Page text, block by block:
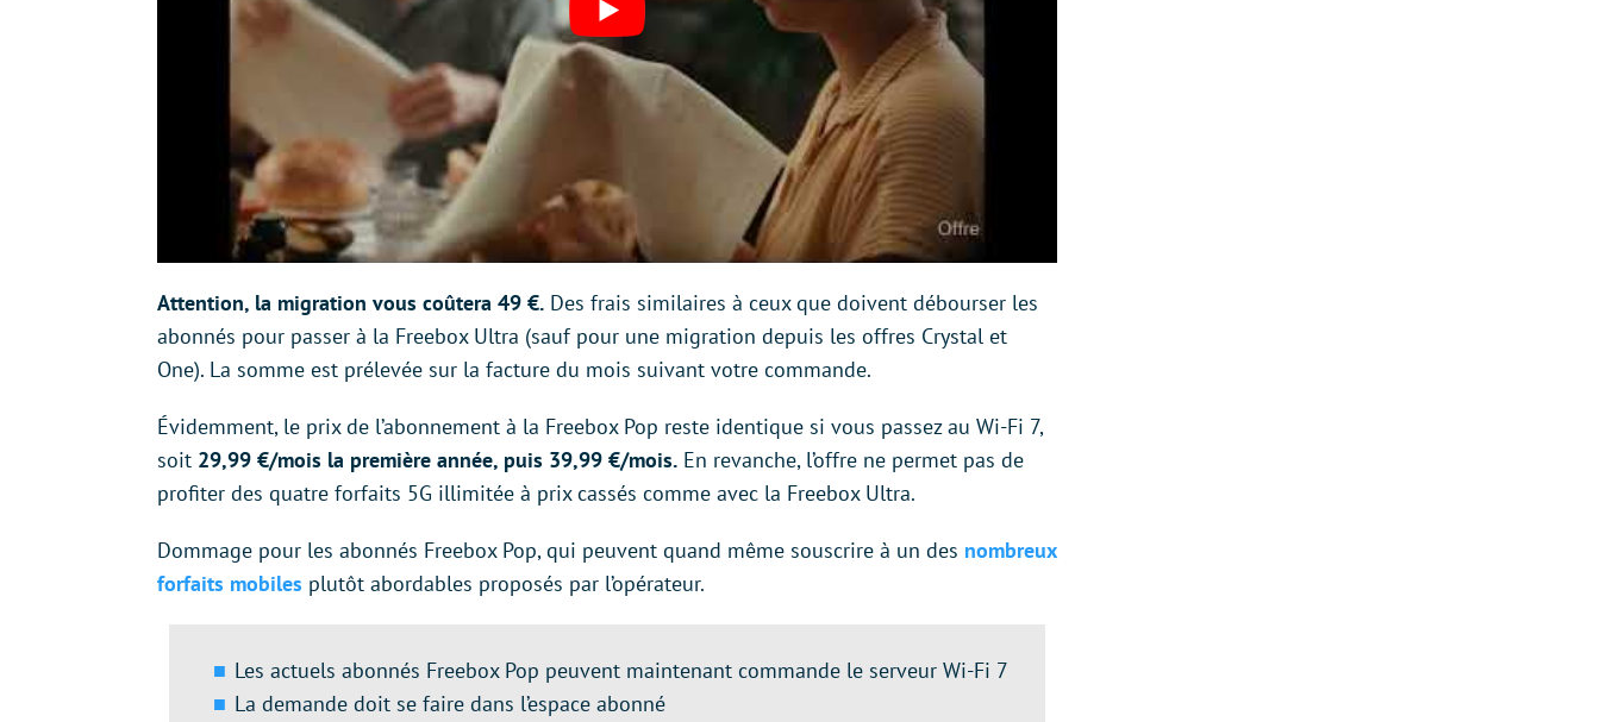
Attention, la migration vous coûtera 49 €. Des frais similaires à ceux que doivent débourser les
abonnés pour passer à la Freebox Ultra (sauf pour une migration depuis les offres Crystal et
One). La somme est prélevée sur la facture du mois suivant votre commande.
Évidemment, le prix de l’abonnement à la Freebox Pop reste identique si vous passez au Wi-Fi 7,
soit 29,99 €/mois la première année, puis 39,99 €/mois. En revanche, l’offre ne permet pas de
profiter des quatre forfaits 5G illimitée à prix cassés comme avec la Freebox Ultra.
Dommage pour les abonnés Freebox Pop, qui peuvent quand même souscrire à un des nombreux
forfaits mobiles plutôt abordables proposés par l’opérateur.
Les actuels abonnés Freebox Pop peuvent maintenant commande le serveur Wi-Fi 7
La demande doit se faire dans l’espace abonné